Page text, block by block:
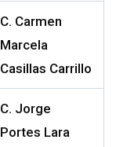
C. Carmen
Marcela
Casillas Carrillo
C. Jorge
Portes Lara